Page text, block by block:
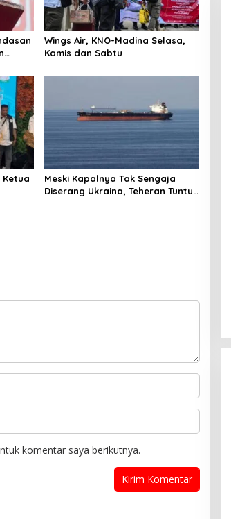
Wings Air, KNO-Madina Selasa,
Kamis dan Sabtu
Ketua
Meski Kapalnya Tak Sengaja
Diserang Ukraina, Teheran Tuntut
komentar saya berikutnya.